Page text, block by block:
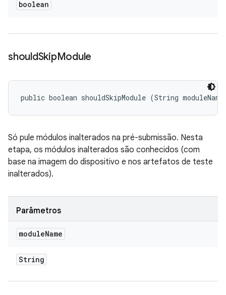
boolean
shouldSkipModule
public boolean shouldSkipModule (String
Só pule módulos inalterados na pré-submissão. Nesta
etapa, os módulos inalterados são conhecidos (com
base na imagem do dispositivo e nos artefatos de teste
inalterados).
Parâmetros
moduleName
String